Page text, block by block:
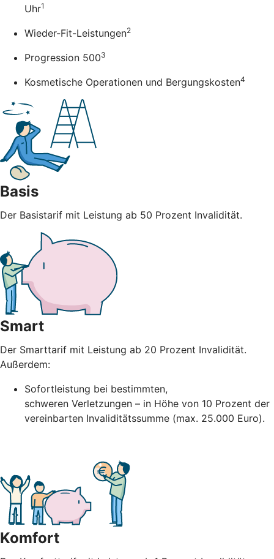
Uhr1
Wieder-Fit-Leistungen2
Progression 5003
Kosmetische Operationen und Bergungskosten4
Basis
Der Basistarif mit Leistung ab 50 Prozent Invalidität.
Smart
Der Smarttarif mit Leistung ab 20 Prozent Invalidität.
Außerdem:
Sofortleistung bei bestimmten,
schweren Verletzungen – in Höhe von 10 Prozent der
vereinbarten Invaliditätssumme (max. 25.000 Euro).
Komfort